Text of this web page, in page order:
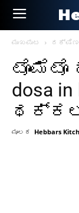
ಮುಖಪುಟ ದಕ್ಷಿಣ
dosa
ಮೂಲಕ Hebbars